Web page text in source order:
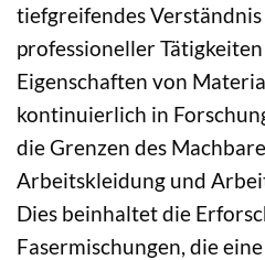
tiefgreifendes
professioneller
Eigenschaften von
kontinuierlich in
die Grenzen des
Arbeitskleidung und
Dies beinhaltet die
Fasermischungen, die